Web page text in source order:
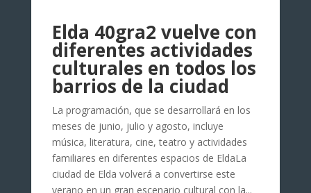
Elda 40gra2 vuelve con
diferentes actividades
culturales en todos los
barrios de la ciudad
La programación, que se desarrollará en los
meses de junio, julio y agosto, incluye
música, literatura, cine, teatro y actividades
familiares en diferentes espacios de EldaLa
ciudad de Elda volverá a convertirse este
verano en un gran escenario cultural con la...